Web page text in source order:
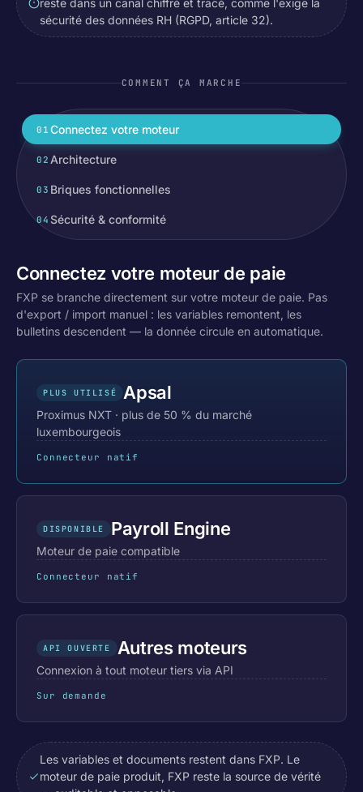
reste dans un canal chiffré et tracé, comme l'exige la
sécurité des données RH (RGPD, article 32).
COMMENT ÇA MARCHE
01 Connectez votre moteur
02 Architecture
03 Briques fonctionnelles
04 Sécurité & conformité
Connectez votre moteur de paie
FXP se branche directement sur votre moteur de paie. Pas
d'export / import manuel : les variables remontent, les
bulletins descendent — la donnée circule en automatique.
PLUS UTILISÉ Apsal
Proximus NXT · plus de 50 % du marché
luxembourgeois
Connecteur natif
DISPONIBLE Payroll Engine
Moteur de paie compatible
Connecteur natif
API OUVERTE Autres moteurs
Connexion à tout moteur tiers via API
Sur demande
Les variables et documents restent dans FXP. Le
moteur de paie produit, FXP reste la source de vérité